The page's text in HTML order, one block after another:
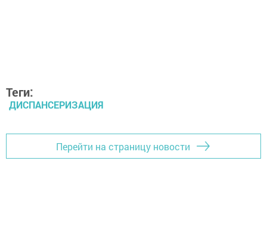
Теги:
ДИСПАНСЕРИЗАЦИЯ
Перейти на страницу новости